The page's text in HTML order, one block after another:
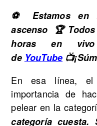
⚽ Estamos en
ascenso
horas en
de YouTube
En esa línea, el
importancia de
pelear en la
categoría